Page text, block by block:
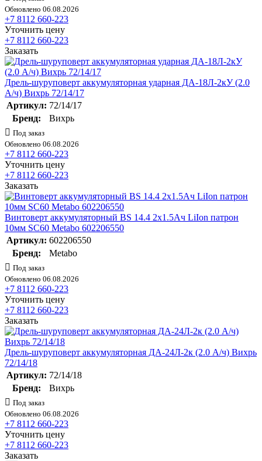
Обновлено 06.08.2026
+7 8112 660-223
Уточнить цену
+7 8112 660-223
Заказать
Дрель-шуруповерт аккумуляторная ударная ДА-18Л-2кУ (2.0
А/ч) Вихрь 72/14/17
Артикул: 72/14/17
Бренд:
Вихрь
Под заказ
Обновлено 06.08.2026
+7 8112 660-223
Уточнить цену
+7 8112 660-223
Заказать
Винтоверт аккумуляторный BS 14.4 2х1.5Ач LiIon патрон
10мм SC60 Metabo 602206550
Артикул: 602206550
Бренд:
Metabo
Под заказ
Обновлено 06.08.2026
+7 8112 660-223
Уточнить цену
+7 8112 660-223
Заказать
Дрель-шуруповерт аккумуляторная ДА-24Л-2к (2.0 А/ч) Вихрь
72/14/18
Артикул: 72/14/18
Бренд:
Вихрь
Под заказ
Обновлено 06.08.2026
+7 8112 660-223
Уточнить цену
+7 8112 660-223
Заказать